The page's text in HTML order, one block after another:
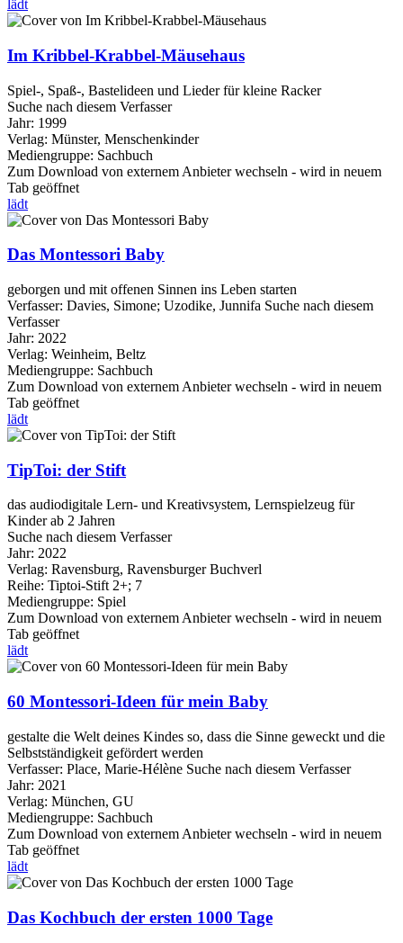
lädt
Im Kribbel-Krabbel-Mäusehaus
Spiel-, Spaß-, Bastelideen und Lieder für kleine Racker
Suche nach diesem Verfasser
Jahr: 1999
Verlag: Münster, Menschenkinder
Mediengruppe: Sachbuch
Zum Download von externem Anbieter wechseln - wird in neuem
Tab geöffnet
lädt
Das Montessori Baby
geborgen und mit offenen Sinnen ins Leben starten
Verfasser: Davies, Simone; Uzodike, Junnifa Suche nach diesem
Verfasser
Jahr: 2022
Verlag: Weinheim, Beltz
Mediengruppe: Sachbuch
Zum Download von externem Anbieter wechseln - wird in neuem
Tab geöffnet
lädt
TipToi: der Stift
das audiodigitale Lern- und Kreativsystem, Lernspielzeug für
Kinder ab 2 Jahren
Suche nach diesem Verfasser
Jahr: 2022
Verlag: Ravensburg, Ravensburger Buchverl
Reihe: Tiptoi-Stift 2+; 7
Mediengruppe: Spiel
Zum Download von externem Anbieter wechseln - wird in neuem
Tab geöffnet
lädt
60 Montessori-Ideen für mein Baby
gestalte die Welt deines Kindes so, dass die Sinne geweckt und die
Selbstständigkeit gefördert werden
Verfasser: Place, Marie-Hélène Suche nach diesem Verfasser
Jahr: 2021
Verlag: München, GU
Mediengruppe: Sachbuch
Zum Download von externem Anbieter wechseln - wird in neuem
Tab geöffnet
lädt
Das Kochbuch der ersten 1000 Tage